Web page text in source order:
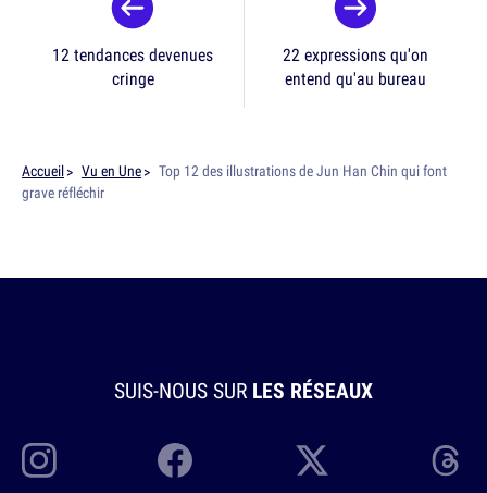
12 tendances devenues
cringe
22 expressions qu'on
entend qu'au bureau
Accueil Vu en Une
Top 12 des illustrations de Jun Han Chin qui font
grave réfléchir
SUIS-NOUS SUR LES RÉSEAUX